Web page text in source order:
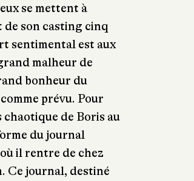
se mettent à
son casting cinq
sentimental est aux
malheur de
bonheur du
prévu. Pour
de Boris au
du journal
il rentre de chez
Ce journal, destiné